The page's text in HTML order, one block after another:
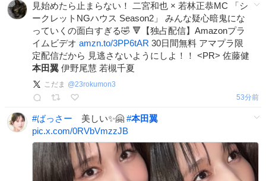
見始めたら止まらない！ 二宮和也 × 若林正恭MC 「シ
ークレットNGハウス Season2」 みんな疑心暗鬼にな
っていくの面白すぎる🤣 🔻【独占配信】Amazonプラ
イムビデオ amzn.to/3PP6tAR 30日間無料 アマプラ限
定配信だから 見逃さないようにしよ！！ <PR> 佐藤健
本田翼 伊野尾慧 若槻千夏
こだま @23rokumon3
54分前
#ばっさー 美しい✨🤗 #本田翼
pic.x.com/0RVbVmzzJB